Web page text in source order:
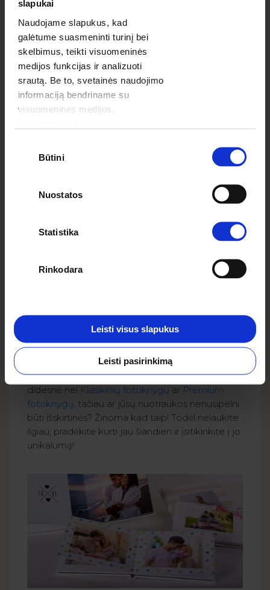
slapukai
Naudojame slapukus, kad
galėtume suasmeninti turinį bei
skelbimus, teikti visuomeninės
medijos funkcijas ir analizuoti
srautą. Be to, svetainės naudojimo
informaciją bendriname su
visuomeninės medijos,
kitos jūsų pateiktos arba naudojant
pasirinkimas
Būtini
Nuostatos
Statistika
Rinkodara
Leisti visus slapukus
Leisti pasirinkimą
Fotoalbumas LUX
išskirtinis produktas. Svarbiausias skirtumas tarp
jo ir fotoknygos, tai kietos kortelės, pagamintos
kartu ir minkštas kai jį liečiame. Yra 3 šio unikalaus
produkto formatai -15x15, 20x15, 20x20, ir
pritaikyti nuo 20 iki 40 puslapių! Tiesą sakant,
turim pripažinti, kad šio gaminio kaina yra
didesnė nei Klasikinių fotoknygų ar Premium
fotoknygų, tačiau ar jūsų nuotraukos nenusipelni
būti išskirtinės? Žinoma kad taip! Todėl nelaukite
ilgiau, pradėkite kurti jau šiandien ir įsitikinkite į jo
unikalumą!